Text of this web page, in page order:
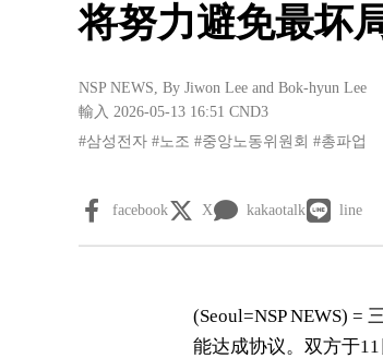
将努力避免最坏
NSP NEWS, By Jiwon Lee and Bok-hyun Lee
輸入 2026-05-13 16:51 CND3
#삼성전자 #노조 #중앙노동위원회 #총파업
facebook X kakaotalk line
(Seoul=NSP NEWS) =
能达成协议。双方于